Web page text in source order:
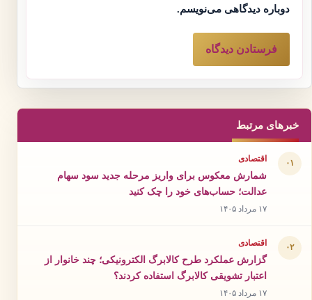
دوباره دیدگاهی می‌نویسم.
خبرهای مرتبط
۰۱ اقتصادی
شمارش معکوس برای واریز مرحله جدید سود سهام
عدالت؛ حساب‌های خود را چک کنید
۱۷ مرداد ۱۴۰۵
۰۲ اقتصادی
گزارش عملکرد طرح کالابرگ الکترونیکی؛ چند خانوار از
اعتبار تشویقی کالابرگ استفاده کردند؟
۱۷ مرداد ۱۴۰۵